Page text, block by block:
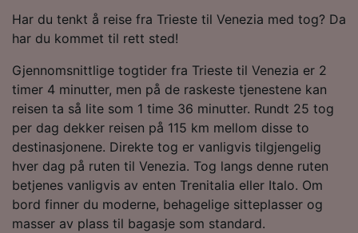
Har du tenkt å reise fra Trieste til Venezia med tog? Da
har du kommet til rett sted!
Gjennomsnittlige togtider fra Trieste til Venezia er 2
timer 4 minutter, men på de raskeste tjenestene kan
reisen ta så lite som 1 time 36 minutter. Rundt 25 tog
per dag dekker reisen på 115 km mellom disse to
destinasjonene. Direkte tog er vanligvis tilgjengelig
hver dag på ruten til Venezia. Tog langs denne ruten
betjenes vanligvis av enten Trenitalia eller Italo. Om
bord finner du moderne, behagelige sitteplasser og
masser av plass til bagasje som standard.